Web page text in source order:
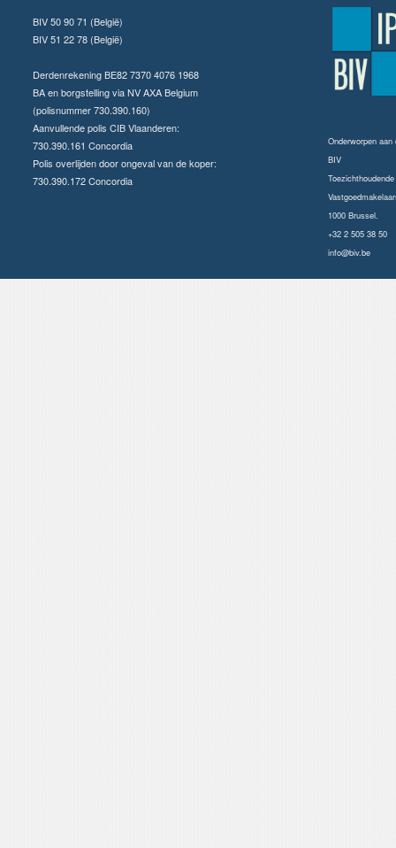
BIV 50 90 71 (België)
BIV 51 22 78 (België)
Derdenrekening BE82 7370 4076 1968
BA en borgstelling via NV AXA Belgium
(polisnummer 730.390.160)
Aanvullende polis CIB Vlaanderen:
730.390.161 Concordia
Polis overlijden door ongeval van de koper:
730.390.172 Concordia
Onderworpen
BIV
1000 Brussel.
+32 2 505 38 50
info@biv.be